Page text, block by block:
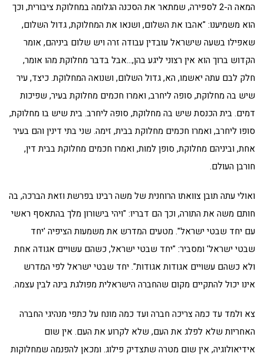
המאה ה-2 לספירה, שמתאר את הסכנה הגלומה במחלוקת ציבורית, וכך
הוא משמיענו: "אהבו את השלום, ושנאו את המחלוקת, גדול השלום,
שאפילו בשעה שישראל עובדין עבודה זרה ויש שלום ביניהם, אומר
הקדוש ברוך הוא אין רצוני ליגע בהן,…אבל בדבר מחלוקת מהו אומר,
חלק לבם עתה יאשמו, הא, גדול השלום, ושנואה המחלוקת. כיצד, עיר
שיש בה מחלוקת, סופה ליחרב, ואמרו חכמים מחלוקת בעיר, שפיכות
דמים. בית הכנסת שיש בה מחלוקת, סופה ליחרב. בית שיש בו מחלוקת,
סופו ליחרב, ואמרו חכמים מחלוקת בבית, זימה. שני בתי דינין והם בעיר
אחת, וביניהם מחלוקת, סופן למות, ואמרו חכמים מחלוקת בבית דין,
חורבן העולם.
ואולי עתה תובן צוואתו הרוחנית של משה רבינו בפרשת וזאת הברכה, בה
חותם משה את התורה, וכך הם דבריו: "ויהי בישורון מלך בהתאסף ראשי
עם יחד שבטי ישראל". מטעים המדרש את משמעות הציפיה 'יחד
שבטי ישראל' ומסביר: "יחד שבטי ישראל, כשהם עשויים אגודה אחת
ולא כשהם עשויים אגודות אגודות". יחד שבטי ישראל לפי המדרש
אינו יכול להתקיים מקום שהחברה הישראלית מפולגת בינה לבין עצמה.
צא ולמד עד כמה צריכה חברה ועד כמה מונח על כתפי מנהיגי החברה
האחריות שלא לפלג את העם, שלא לקרוע את העם. אין שום
אידיאולוגיה, אין שום מטרה שתצדיק פילוג. ומכאן להפנמה שמחלוקות